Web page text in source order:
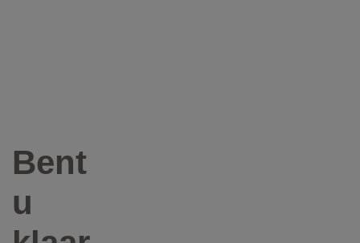
Bent
u